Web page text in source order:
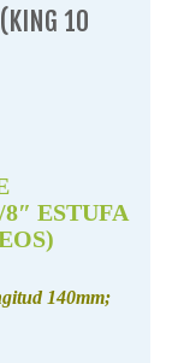
10
ESTUFA
140mm;